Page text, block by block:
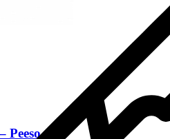
Peeso